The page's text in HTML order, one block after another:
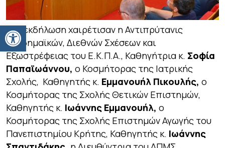
Ανοίξτε τη γραμμή εργαλείων
Την εκδήλωση χαιρέτισαν η Αντιπρύτανις
Ακαδημαϊκών, Διεθνών Σχέσεων και
Εξωστρέφειας του Ε.Κ.Π.Α., Καθηγήτρια κ. Σοφία
Παπαϊωάννου, ο Κοσμήτορας της Ιατρικής
Σχολής, Καθηγητής κ. Εμμανουήλ Πικουλής, ο
Κοσμήτορας της Σχολής Θετικών Επιστημών,
Καθηγητής κ. Ιωάννης Εμμανουήλ, ο
Κοσμήτορας της Σχολής Επιστημών Αγωγής του
Πανεπιστημίου Κρήτης, Καθηγητής κ. Ιωάννης